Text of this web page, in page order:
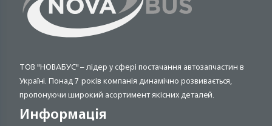
ТОВ "НОВАБУС" – лідер у сфері постачання автозапчастин в
Україні. Понад 7 років компанія динамічно розвивається,
пропонуючи широкий асортимент якісних деталей.
Информація